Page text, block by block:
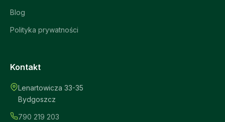
Blog
Polityka prywatności
Kontakt
Lenartowicza 33-35
Bydgoszcz
790 219 203